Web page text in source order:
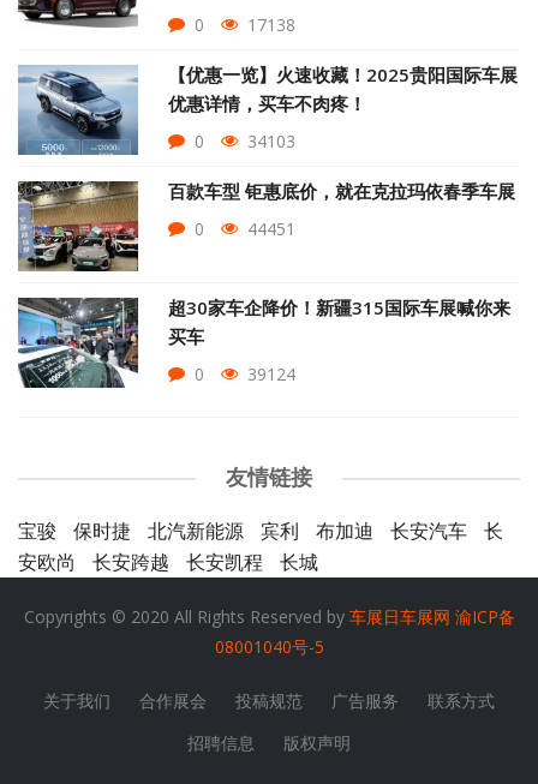
0 17138
【优惠一览】火速收藏！2025贵阳国际车展
优惠详情，买车不肉疼！
0 34103
百款车型 钜惠底价，就在克拉玛依春季车展
0 44451
超30家车企降价！新疆315国际车展喊你来
买车
0 39124
友情链接
宝骏 保时捷 北汽新能源 宾利 布加迪 长安汽车
长
安欧尚
长安跨越 长安凯程 长城
Copyrights © 2020 All Rights Reserved by 车展日车展网 渝ICP备
08001040号-5
关于我们 合作展会 投稿规范 广告服务
联系方式
招聘信息
版权声明